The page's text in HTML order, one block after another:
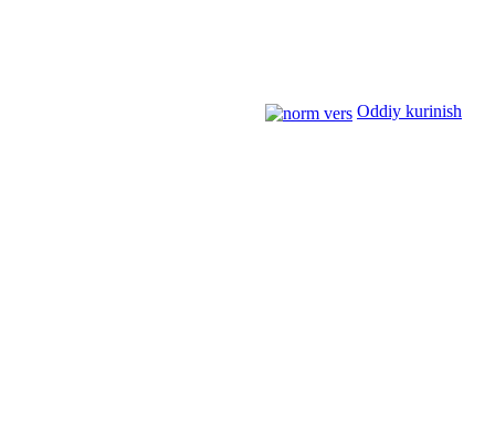
Oddiy kurinish